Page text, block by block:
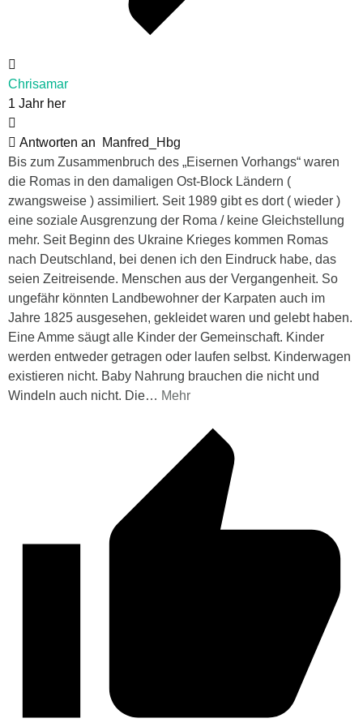
Chrisamar
1 Jahr her
Antworten an
Manfred_Hbg
Bis zum Zusammenbruch des „Eisernen Vorhangs“ waren
die Romas in den damaligen Ost-Block Ländern (
zwangsweise ) assimiliert. Seit 1989 gibt es dort ( wieder )
eine soziale Ausgrenzung der Roma / keine Gleichstellung
mehr. Seit Beginn des Ukraine Krieges kommen Romas
nach Deutschland, bei denen ich den Eindruck habe, das
seien Zeitreisende. Menschen aus der Vergangenheit. So
ungefähr könnten Landbewohner der Karpaten auch im
Jahre 1825 ausgesehen, gekleidet waren und gelebt haben.
Eine Amme säugt alle Kinder der Gemeinschaft. Kinder
werden entweder getragen oder laufen selbst. Kinderwagen
existieren nicht. Baby Nahrung brauchen die nicht und
Windeln auch nicht. Die… Mehr